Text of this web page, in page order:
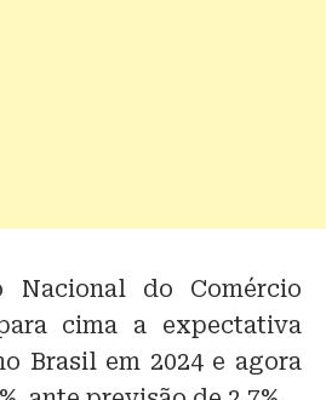
Nacional do Comércio
cima a expectativa
Brasil em 2024 e agora